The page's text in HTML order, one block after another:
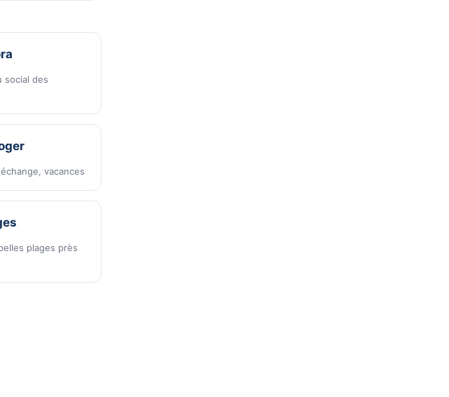
social des
vacances
plages près